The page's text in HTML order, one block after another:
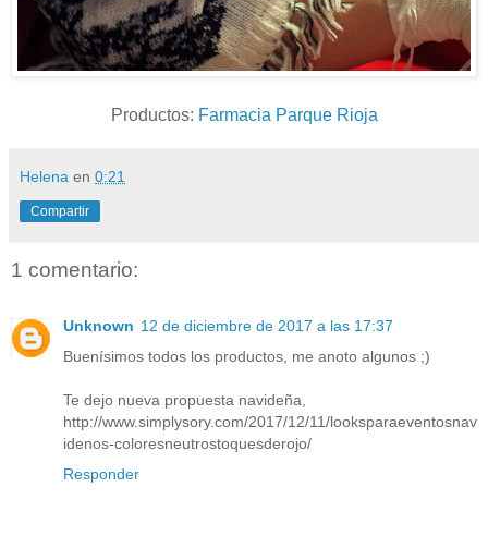
Productos: Farmacia Parque Rioja
Helena en 0:21
Compartir
1 comentario:
Unknown 12 de diciembre de 2017 a las 17:37
Buenísimos todos los productos, me anoto algunos ;)
Te dejo nueva propuesta navideña,
http://www.simplysory.com/2017/12/11/looksparaeventosnav
idenos-coloresneutrostoquesderojo/
Responder